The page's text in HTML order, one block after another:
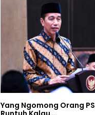
Yang Ngomong Orang